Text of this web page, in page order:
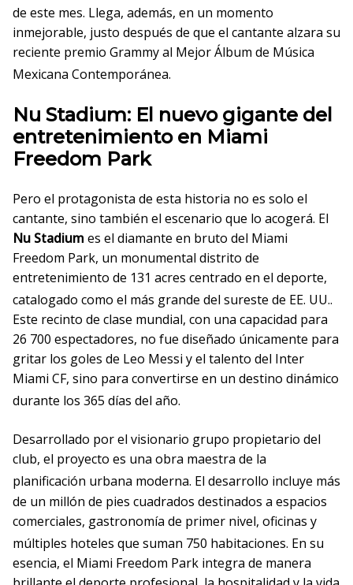
de este mes. Llega, además, en un momento
inmejorable, justo después de que el cantante alzara su
reciente premio Grammy al Mejor Álbum de Música
Mexicana Contemporánea.
Nu Stadium: El nuevo gigante del
entretenimiento en Miami
Freedom Park
Pero el protagonista de esta historia no es solo el
cantante, sino también el escenario que lo acogerá. El
Nu Stadium es el diamante en bruto del Miami
Freedom Park, un monumental distrito de
entretenimiento de 131 acres centrado en el deporte,
catalogado como el más grande del sureste de EE. UU..
Este recinto de clase mundial, con una capacidad para
26 700 espectadores, no fue diseñado únicamente para
gritar los goles de Leo Messi y el talento del Inter
Miami CF, sino para convertirse en un destino dinámico
durante los 365 días del año.
Desarrollado por el visionario grupo propietario del
club, el proyecto es una obra maestra de la
planificación urbana moderna. El desarrollo incluye más
de un millón de pies cuadrados destinados a espacios
comerciales, gastronomía de primer nivel, oficinas y
múltiples hoteles que suman 750 habitaciones. En su
esencia, el Miami Freedom Park integra de manera